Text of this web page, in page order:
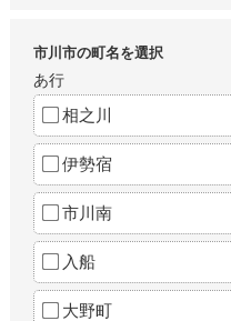
市川市の町名を選択
あ行
相之川
伊勢宿
市川南
入船
大野町